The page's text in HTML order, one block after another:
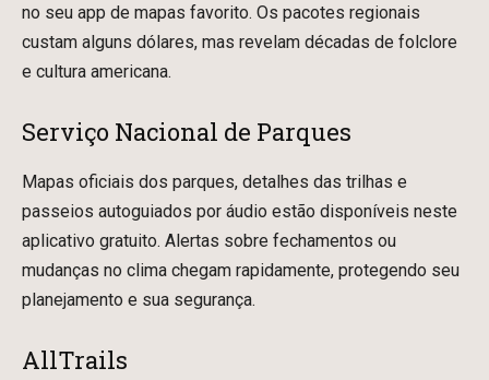
no seu app de mapas favorito. Os pacotes regionais
custam alguns dólares, mas revelam décadas de folclore
e cultura americana.
Serviço Nacional de Parques
Mapas oficiais dos parques, detalhes das trilhas e
passeios autoguiados por áudio estão disponíveis neste
aplicativo gratuito. Alertas sobre fechamentos ou
mudanças no clima chegam rapidamente, protegendo seu
planejamento e sua segurança.
AllTrails